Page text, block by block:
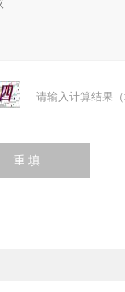
请输入计算结果